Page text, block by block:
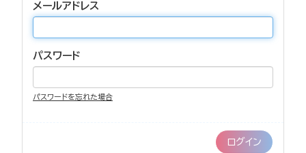
メールアドレス
パスワード
パスワードを忘れた場合